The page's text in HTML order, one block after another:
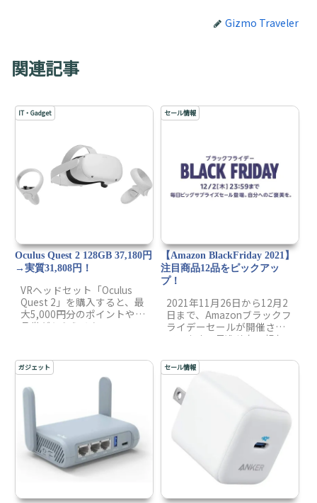
Gizmo Traveler
関連記事
IT・Gadget
Oculus Quest 2 128GB 37,180円
→実質31,808円！
VRヘッドセット「Oculus
Quest 2」を購入すると、最
大5,000円分のポイントや商
品券がもらえるキャンペー
しめるようにOculus Quest
2を購入してみるのはいかが
でしょうか？
セール情報
【Amazon BlackFriday 2021】
注目商品12品をピックアッ
プ！
2021年11月26日から12月2
日まで、Amazonブラックフ
ライデーセールが開催され
ています。見逃せない超お
ペーンとなっています。年
に2回しかないお祭りだから
安く買いたい！けど、なに
を買ったらいいのかわから
ない…という方のために、
ら、お得な商品を紹介して
いきます。
ガジェット セール情報